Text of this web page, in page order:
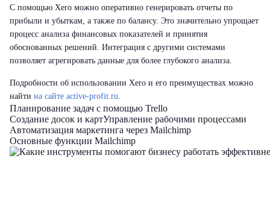
С помощью Xero можно оперативно генерировать отчеты по
прибыли и убыткам, а также по балансу. Это значительно упрощает
процесс анализа финансовых показателей и принятия
обоснованных решений. Интеграция с другими системами
позволяет агрегировать данные для более глубокого анализа.
Подробности об использовании Xero и его преимуществах можно
найти на сайте active-profit.ru.
Планирование задач с помощью Trello
Создание досок и картУправление рабочими процессами
Автоматизация маркетинга через Mailchimp
Основные функции Mailchimp